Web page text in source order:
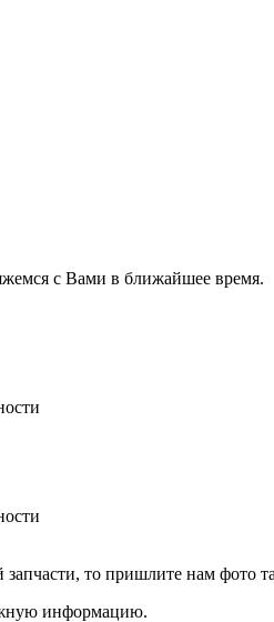
с Вами в ближайшее время.
то пришлите нам фото
информацию.